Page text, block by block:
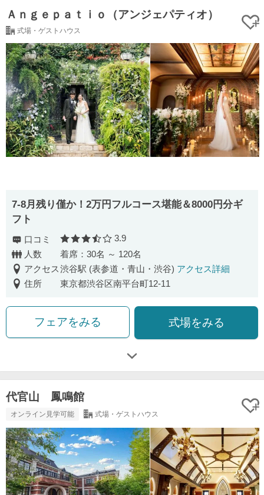
Ａｎｇｅｐａｔｉｏ（アンジェパティオ）
式場・ゲストハウス
7-8月残り僅か！2万円フルコース堪能＆8000円分ギ
フト
口コミ 口コミ評価
3.9
人数
着席：30名 ～ 120名
アクセス渋谷駅 (表参道・青山・渋谷) アクセス詳細
住所
東京都渋谷区南平台町12-11
フェアをみる 式場をみる
代官山 鳳鳴館
オンライン見学可能 式場・ゲストハウス